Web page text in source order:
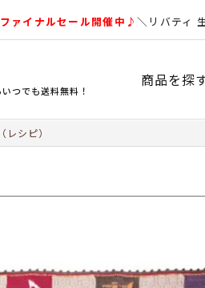
ファイナルセール開催中♪＼リバティ
つでも送料無料！
商品を探
シピ）